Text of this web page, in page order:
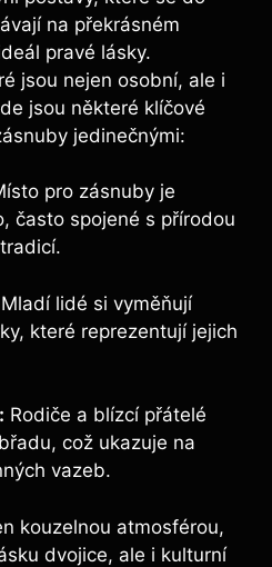
na překrásném
pravé lásky.
jsou nejen osobní, ale i
jsou některé klíčové
jedinečnými:
pro zásnuby je
často spojené s přírodou
Mladí lidé si vyměňují
které reprezentují jejich
Rodiče a blízcí přátelé
což ukazuje na
vazeb.
kouzelnou atmosférou,
dvojice, ale i kulturní